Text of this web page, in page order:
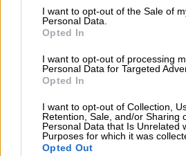
consent section.
I want to opt-out of the Sale of
Personal Data.
Opted In
I want to opt-out of processing
Personal Data for Targeted
Opted In
I want to opt-out of Collection,
Retention, Sale, and/or Sharing
Personal Data that Is Unrelated
Purposes for which it was
Opted Out
Αυτό είναι κράτος
αφηγήματα, μέχρι σήμερα
στοιχείο που να
συμμετείχαμε σε
Λυπούμαστε βαθύτατα που
κοινοβουλευτική